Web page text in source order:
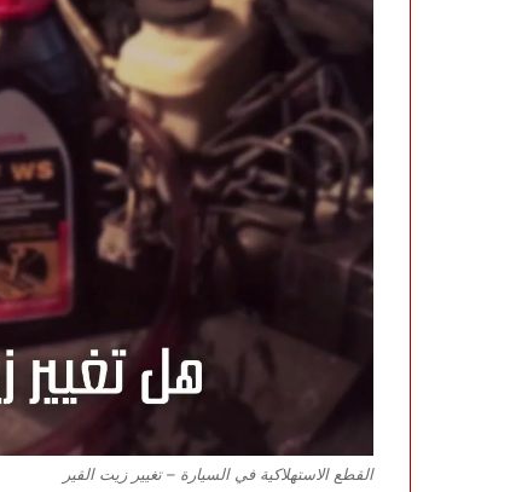
القطع الاستهلاكية في السيارة – تغيير زيت القير